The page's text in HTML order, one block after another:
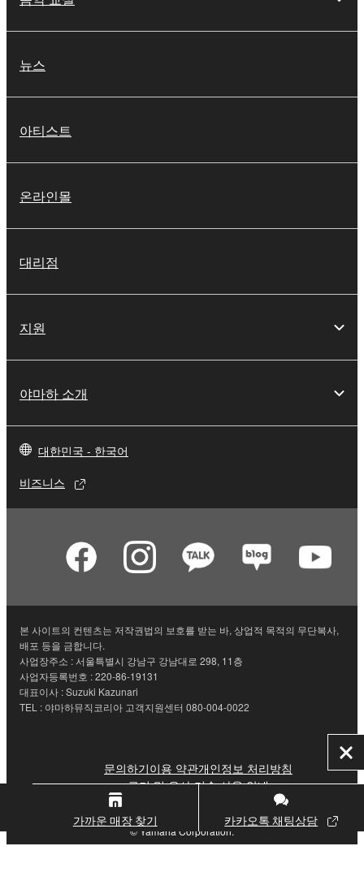
가까운 매장 찾기 카카오톡 채팅상담
닫
기
뉴스
아티스트
온라인몰
대리점
지원
야마하 소개
대한민국 - 한국어
비즈니스
본 사이트의 컨텐츠는 저작권법의 보호를 받는 바, 상업적 목적의 무단복사,
배포 등을 금합니다.
사업장주소 : 서울특별시 강남구 강남대로 298, 11층
사업자등록번호 : 220-86-19131
대표이사 : Suzuki Kazunari
TEL : 야마하뮤직코리아 고객지원센터 080-004-0022
문의하기이용 약관개인정보 처리방침
쿠키 및 유사 기술 사용 안내
© Yamaha Corporation.